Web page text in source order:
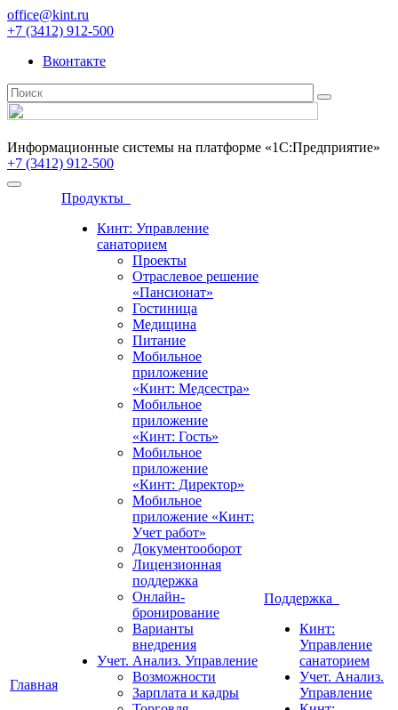
office@kint.ru
+7 (3412) 912-500
Вконтакте
Информационные системы на платформе «1С:Предприятие»
+7 (3412) 912-500
Главная
Продукты
Кинт: Управление
санаторием
Проекты
Отраслевое решение
«Пансионат»
Гостиница
Медицина
Питание
Мобильное
приложение
«Кинт: Медсестра»
Мобильное
приложение
«Кинт: Гость»
Мобильное
приложение
«Кинт: Директор»
Мобильное
приложение «Кинт:
Учет работ»
Документооборот
Лицензионная
поддержка
Онлайн-
бронирование
Варианты
внедрения
Учет. Анализ. Управление
Возможности
Зарплата и кадры
Поддержка
Кинт:
Управление
санаторием
Учет. Анализ.
Управление